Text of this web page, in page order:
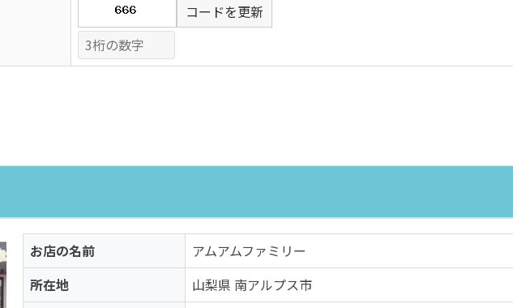
コードを更新
お店の名前
アムアムファミリー
所在地
山梨県 南アルプス市